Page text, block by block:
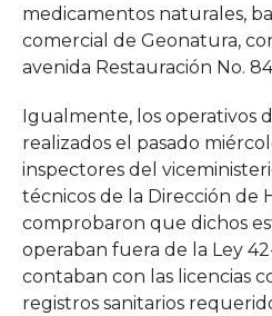
medicamentos naturales,
comercial de Geonatura,
avenida Restauración No.
Igualmente, los operativos
realizados el pasado
inspectores del
técnicos de la Dirección de
comprobaron que dichos
operaban fuera de la Ley
contaban con las licencias
registros sanitarios